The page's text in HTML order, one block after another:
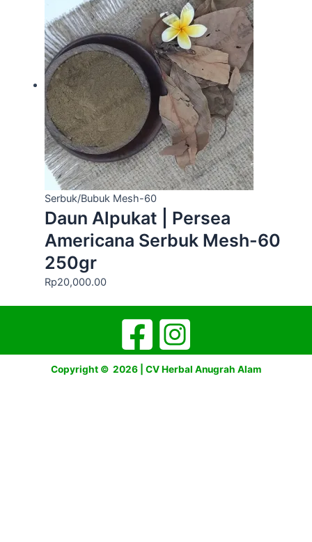
Serbuk/Bubuk Mesh-60
Daun Alpukat | Persea
Americana Serbuk Mesh-60
250gr
Rp20,000.00
Copyright © 2026 | CV Herbal Anugrah Alam